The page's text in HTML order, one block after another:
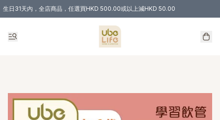
生日31天內，全店商品，任選買HKD 500.00或以上減HKD 50.00
購物滿 HKD 300.00即享免運費優惠！（適用於 特定的送貨方式 )